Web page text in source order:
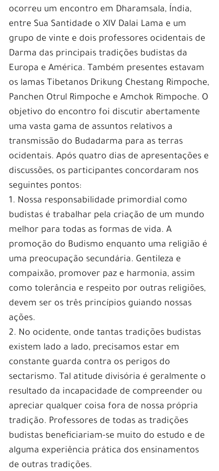
ocorreu um encontro em Dharamsala, Índia,
entre Sua Santidade o XIV Dalai Lama e um
grupo de vinte e dois professores ocidentais de
Darma das principais tradições budistas da
Europa e América. Também presentes estavam
os lamas Tibetanos Drikung Chestang Rimpoche,
Panchen Otrul Rimpoche e Amchok Rimpoche. O
objetivo do encontro foi discutir abertamente
uma vasta gama de assuntos relativos a
transmissão do Budadarma para as terras
ocidentais. Após quatro dias de apresentações e
discussões, os participantes concordaram nos
seguintes pontos:
1. Nossa responsabilidade primordial como
budistas é trabalhar pela criação de um mundo
melhor para todas as formas de vida. A
promoção do Budismo enquanto uma religião é
uma preocupação secundária. Gentileza e
compaixão, promover paz e harmonia, assim
como tolerância e respeito por outras religiões,
devem ser os três princípios guiando nossas
ações.
2. No ocidente, onde tantas tradições budistas
existem lado a lado, precisamos estar em
constante guarda contra os perigos do
sectarismo. Tal atitude divisória é geralmente o
resultado da incapacidade de compreender ou
apreciar qualquer coisa fora de nossa própria
tradição. Professores de todas as tradições
budistas beneficiariam-se muito do estudo e de
alguma experiência prática dos ensinamentos
de outras tradições.